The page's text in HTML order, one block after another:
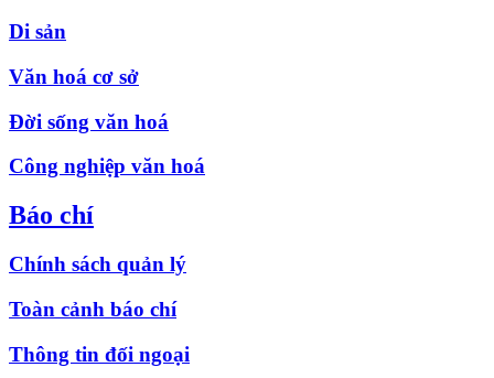
Di sản
Văn hoá cơ sở
Đời sống văn hoá
Công nghiệp văn hoá
Báo chí
Chính sách quản lý
Toàn cảnh báo chí
Thông tin đối ngoại